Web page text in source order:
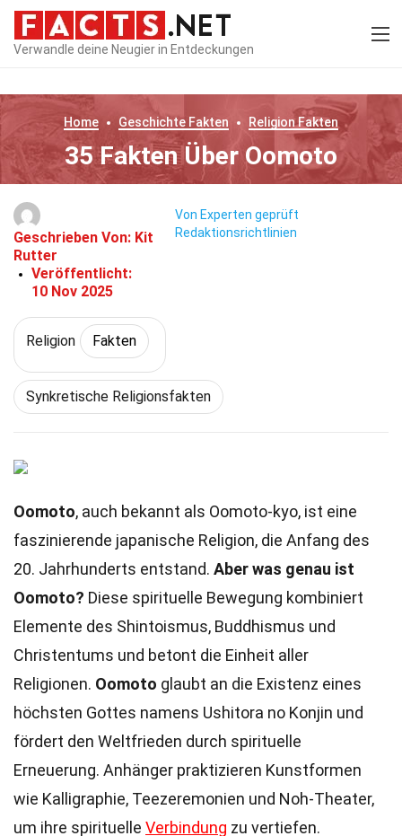
Verwandle deine Neugier in Entdeckungen
Home Geschichte Fakten ReligionFakten
35 Fakten Über Oomoto
Geschrieben Von: Kit
Rutter
Veröffentlicht:
10 Nov 2025
Von Experten geprüft
Redaktionsrichtlinien
Religion Fakten
Synkretische Religionsfakten
Oomoto, auch bekannt als Oomoto-kyo, ist eine
faszinierende japanische Religion, die Anfang des
20. Jahrhunderts entstand. Aber was genau ist
Oomoto? Diese spirituelle Bewegung kombiniert
Elemente des Shintoismus, Buddhismus und
Christentums und betont die Einheit aller
Religionen. Oomoto glaubt an die Existenz eines
höchsten Gottes namens Ushitora no Konjin und
fördert den Weltfrieden durch spirituelle
Erneuerung. Anhänger praktizieren Kunstformen
wie Kalligraphie, Teezeremonien und Noh-Theater,
um ihre spirituelle Verbindung zu vertiefen.